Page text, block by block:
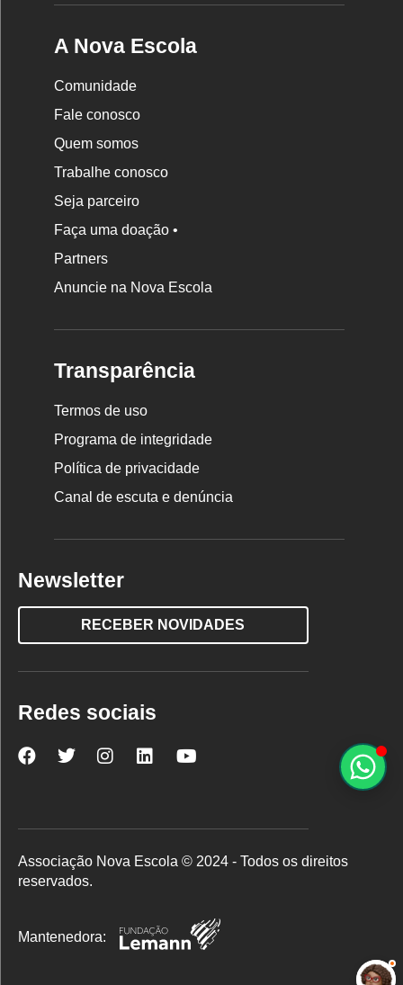
A Nova Escola
Comunidade
Fale conosco
Quem somos
Trabalhe conosco
Seja parceiro
Faça uma doação •
Partners
Anuncie na Nova Escola
Transparência
Termos de uso
Programa de integridade
Política de privacidade
Canal de escuta e denúncia
Newsletter
RECEBER NOVIDADES
Redes sociais
Nova
Facebook
Nova
Twitter
Nova
Instagram
Nova
LinkedInYouTube
Associação Nova Escola © 2024 - Todos os direitos
reservados.
Mantenedora: